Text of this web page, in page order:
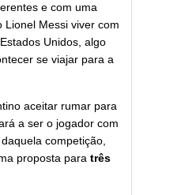
e com uma
Lionel Messi viver com
Unidos, algo
se viajar para a
aceitar rumar para
a ser o jogador com
competição,
proposta para três